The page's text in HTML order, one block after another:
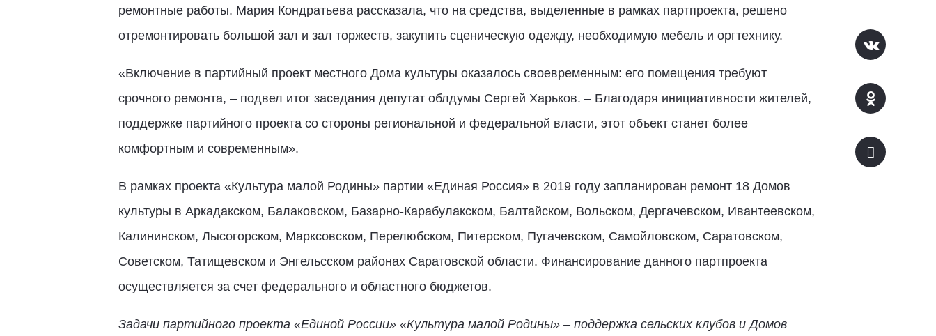
ремонтные работы. Мария Кондратьева рассказала, что на средства, выделенные в рамках партпроекта, решено
отремонтировать большой зал и зал торжеств, закупить сценическую одежду, необходимую мебель и оргтехнику.
«Включение в партийный проект местного Дома культуры оказалось своевременным: его помещения требуют
срочного ремонта, – подвел итог заседания депутат облдумы Сергей Харьков. – Благодаря инициативности жителей,
поддержке партийного проекта со стороны региональной и федеральной власти, этот объект станет более
комфортным и современным».
В рамках проекта «Культура малой Родины» партии «Единая Россия» в 2019 году запланирован ремонт 18 Домов
культуры в Аркадакском, Балаковском, Базарно-Карабулакском, Балтайском, Вольском, Дергачевском, Ивантеевском,
Калининском, Лысогорском, Марксовском, Перелюбском, Питерском, Пугачевском, Самойловском, Саратовском,
Советском, Татищевском и Энгельсском районах Саратовской области. Финансирование данного партпроекта
осуществляется за счет федерального и областного бюджетов.
Задачи партийного проекта «Единой России» «Культура малой Родины» – поддержка сельских клубов и Домов